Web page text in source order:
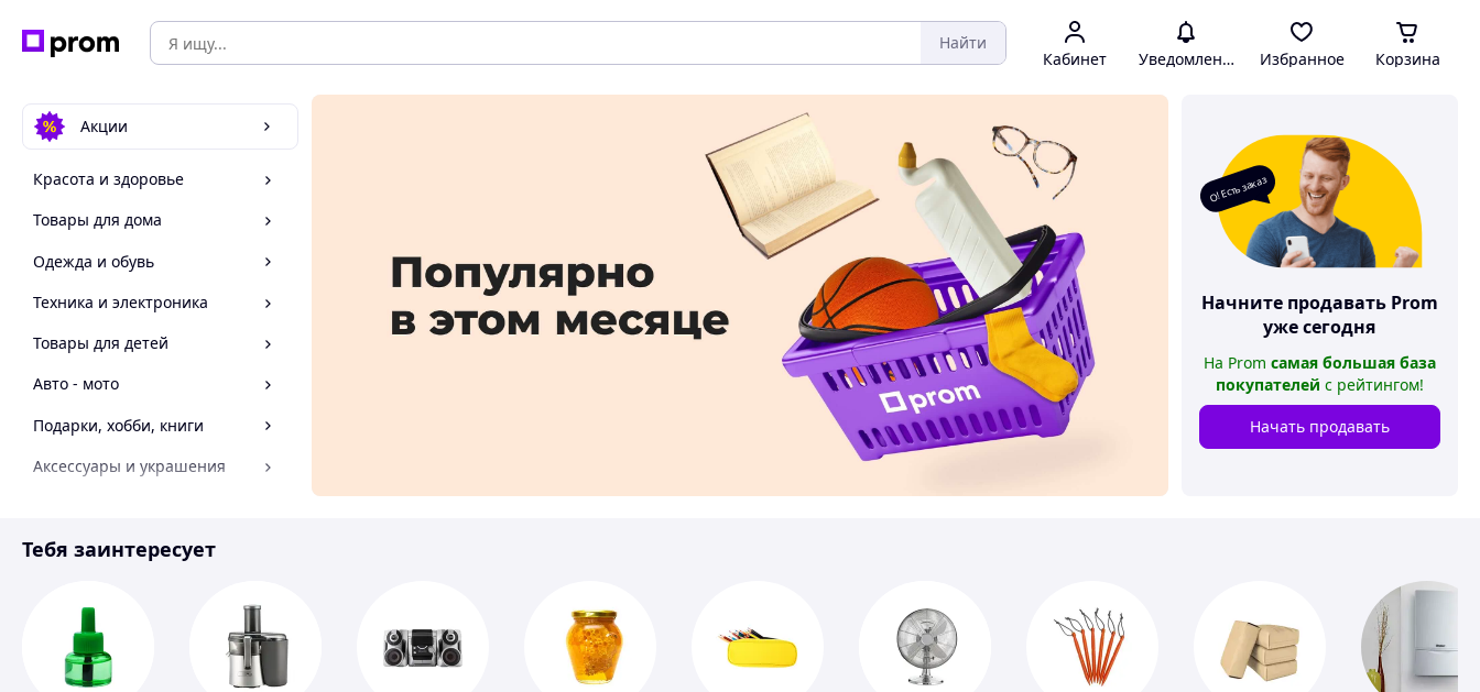
Найти
Кабинет Уведомления Избранное Корзина
Акции
Красота и здоровье
Товары для дома
Одежда и обувь
Техника и электроника
Товары для детей
Авто - мото
Подарки, хобби, книги
Аксессуары и украшения
Спорт и отдых
О! Есть заказ
Начните продавать Prom
уже сегодня
На Prom самая большая база
покупателей с рейтингом!
Начать продавать
Тебя заинтересует